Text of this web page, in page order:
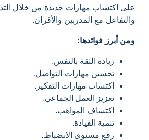
على اكتساب مهارات جديدة من خلال
والتفاعل مع المدربين والأقران.
ومن أبرز فوائدها:
زيادة الثقة بالنفس.
تحسين مهارات التواصل.
اكتساب مهارات التفكير.
تعزيز العمل الجماعي.
اكتشاف المواهب.
تنمية القيادة.
رفع مستوى الانضباط.